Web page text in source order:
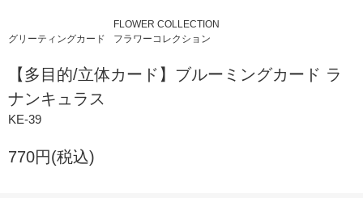
グリーティングカード
FLOWER COLLECTION
フラワーコレクション
【多目的/立体カード】ブルーミングカード ラ
ナンキュラス
KE-39
770円(税込)